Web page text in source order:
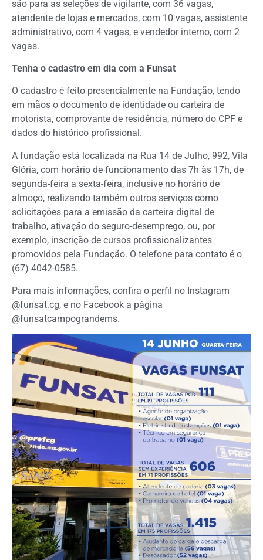
são para as seleções de vigilante, com 36 vagas,
atendente de lojas e mercados, com 10 vagas, assistente
administrativo, com 4 vagas, e vendedor interno, com 2
vagas.
Tenha o cadastro em dia com a Funsat
O cadastro é feito presencialmente na Fundação, tendo
em mãos o documento de identidade ou carteira de
motorista, comprovante de residência, número do CPF e
dados do histórico profissional.
A fundação está localizada na Rua 14 de Julho, 992, Vila
Glória, com horário de funcionamento das 7h às 17h, de
segunda-feira a sexta-feira, inclusive no horário de
almoço, realizando também outros serviços como
solicitações para a emissão da carteira digital de
trabalho, ativação do seguro-desemprego, ou, por
exemplo, inscrição de cursos profissionalizantes
promovidos pela Fundação. O telefone para contato é o
(67) 4042-0585.
Para mais informações, confira o perfil no Instagram
@funsat.cg, e no Facebook a página
@funsatcampograndems.